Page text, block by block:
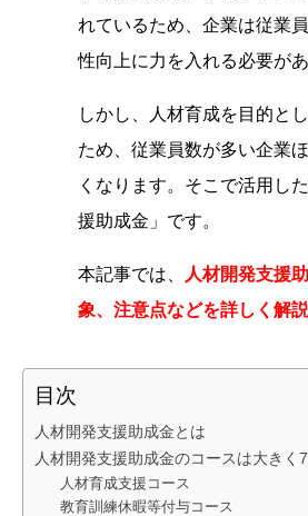
れているため、企業は従業
性向上に力を入れる必要があ
しかし、人材育成を目的と
ため、従業員数が多い企業
くなります。そこで活用し
援助成金」です。
本記事では、
人材開発支援
象、注意点などを詳しく解
目次
人材開発支援助成金とは
人材開発支援助成金のコースは大きく
人材育成支援コース
教育訓練休暇等付与コース